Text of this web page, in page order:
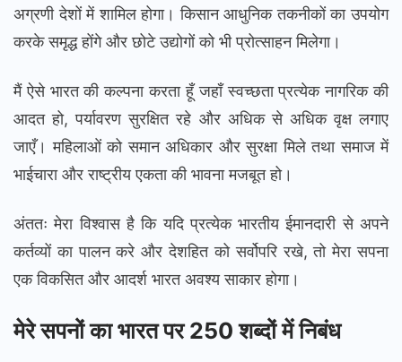
अग्रणी देशों में शामिल होगा। किसान आधुनिक तकनीकों का उपयोग
करके समृद्ध होंगे और छोटे उद्योगों को भी प्रोत्साहन मिलेगा।
मैं ऐसे भारत की कल्पना करता हूँ जहाँ स्वच्छता प्रत्येक नागरिक की
आदत हो, पर्यावरण सुरक्षित रहे और अधिक से अधिक वृक्ष लगाए
जाएँ। महिलाओं को समान अधिकार और सुरक्षा मिले तथा समाज में
भाईचारा और राष्ट्रीय एकता की भावना मजबूत हो।
अंततः मेरा विश्वास है कि यदि प्रत्येक भारतीय ईमानदारी से अपने
कर्तव्यों का पालन करे और देशहित को सर्वोपरि रखे, तो मेरा सपना
एक विकसित और आदर्श भारत अवश्य साकार होगा।
मेरे सपनों का भारत पर 250 शब्दों में निबंध